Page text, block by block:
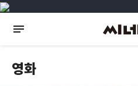
영화